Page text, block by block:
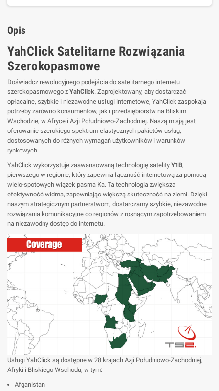
Opis
YahClick Satelitarne Rozwiązania
Szerokopasmowe
Doświadcz rewolucyjnego podejścia do satelitarnego internetu
szerokopasmowego z YahClick. Zaprojektowany, aby dostarczać
opłacalne, szybkie i niezawodne usługi internetowe, YahClick zaspokaja
potrzeby zarówno konsumentów, jak i przedsiębiorstw na Bliskim
Wschodzie, w Afryce i Azji Południowo-Zachodniej. Naszą misją jest
oferowanie szerokiego spektrum elastycznych pakietów usług,
dostosowanych do różnych wymagań użytkowników i warunków
rynkowych.
YahClick wykorzystuje zaawansowaną technologię satelity Y1B,
pierwszego w regionie, który zapewnia łączność internetową za pomocą
wielo-spotowych wiązek pasma Ka. Ta technologia zwiększa
efektywność widma, zapewniając większą skuteczność na ziemi. Dzięki
naszym strategicznym partnerstwom, dostarczamy szybkie, niezawodne
rozwiązania komunikacyjne do regionów z rosnącym zapotrzebowaniem
na niezawodny dostęp do internetu.
Usługi YahClick są dostępne w 28 krajach Azji Południowo-Zachodniej,
Afryki i Bliskiego Wschodu, w tym:
Afganistan